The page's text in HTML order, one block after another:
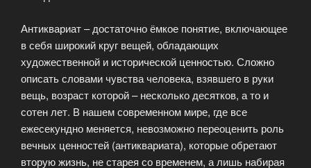
Антиквариат – достаточно ёмкое понятие, включающее
в себя широкий круг вещей, обладающих
художественной и исторической ценностью. Сложно
описать словами чувства человека, взявшего в руки
вещь, возраст которой – несколько десятков, а то и
сотен лет. В нашем современном мире, где все
ежесекундно меняется, невозможно переоценить роль
вечных ценностей (антиквариата), которые обретают
вторую жизнь, не старея со временем, а лишь набирая